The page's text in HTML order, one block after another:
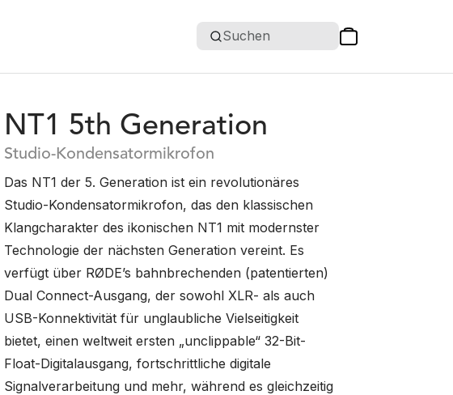
Suchen
NT1 5th Generation
Studio-Kondensatormikrofon
Das NT1 der 5. Generation ist ein revolutionäres
Studio-Kondensatormikrofon, das den klassischen
Klangcharakter des ikonischen NT1 mit modernster
Technologie der nächsten Generation vereint. Es
verfügt über RØDE’s bahnbrechenden (patentierten)
Dual Connect-Ausgang, der sowohl XLR- als auch
USB-Konnektivität für unglaubliche Vielseitigkeit
bietet, einen weltweit ersten „unclippable“ 32-Bit-
Float-Digitalausgang, fortschrittliche digitale
Signalverarbeitung und mehr, während es gleichzeitig